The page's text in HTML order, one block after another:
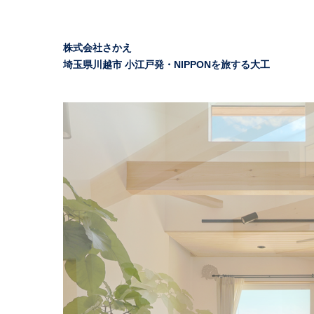
株式会社さかえ
埼玉県川越市 小江戸発・NIPPONを旅する大工